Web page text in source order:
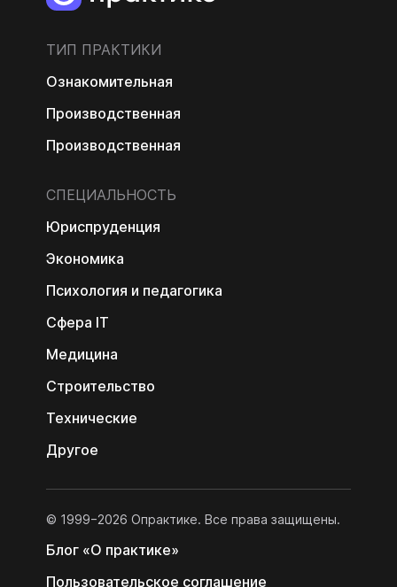
ТИП ПРАКТИКИ
Ознакомительная
Производственная
Производственная
СПЕЦИАЛЬНОСТЬ
Юриспруденция
Экономика
Психология и педагогика
Сфера IT
Медицина
Строительство
Технические
Другое
© 1999−2026 Опрактике. Все права защищены.
Блог «О практике»
Пользовательс­кое соглашение